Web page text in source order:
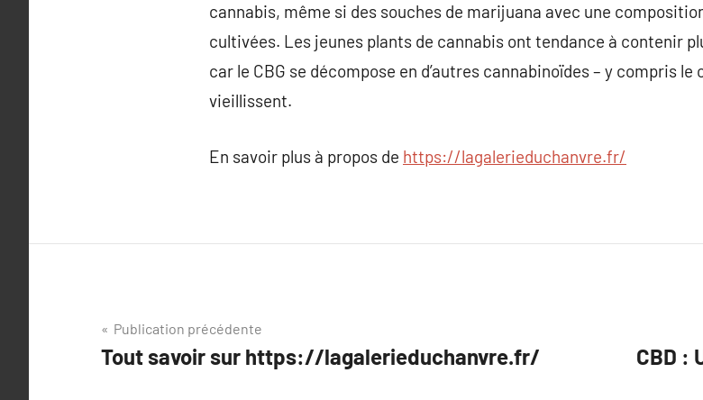
cannabis, même si des souches de marijuana avec une
cultivées. Les jeunes plants de cannabis ont tendance à contenir
car le CBG se décompose en d’autres cannabinoïdes – y compris le
vieillissent.
En savoir plus à propos de https://lagalerieduchanvre.fr/
Navigation
de
Publication précédente
Tout savoir sur https://lagalerieduchanvre.fr/
CBD :